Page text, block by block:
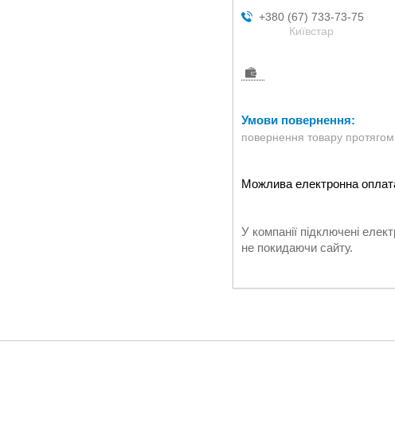
+380 (67) 733-73-75
Київстар
повернення товару протягом
У компанії підключені
не покидаючи сайту.